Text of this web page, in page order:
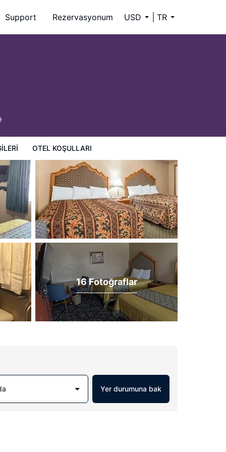
Support Rezervasyonum USD TR
OTEL KOŞULLARI
16 Fotoğraflar
Yer durumuna bak